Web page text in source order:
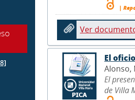
|
Ver
El
Alonso,
El
de Villa